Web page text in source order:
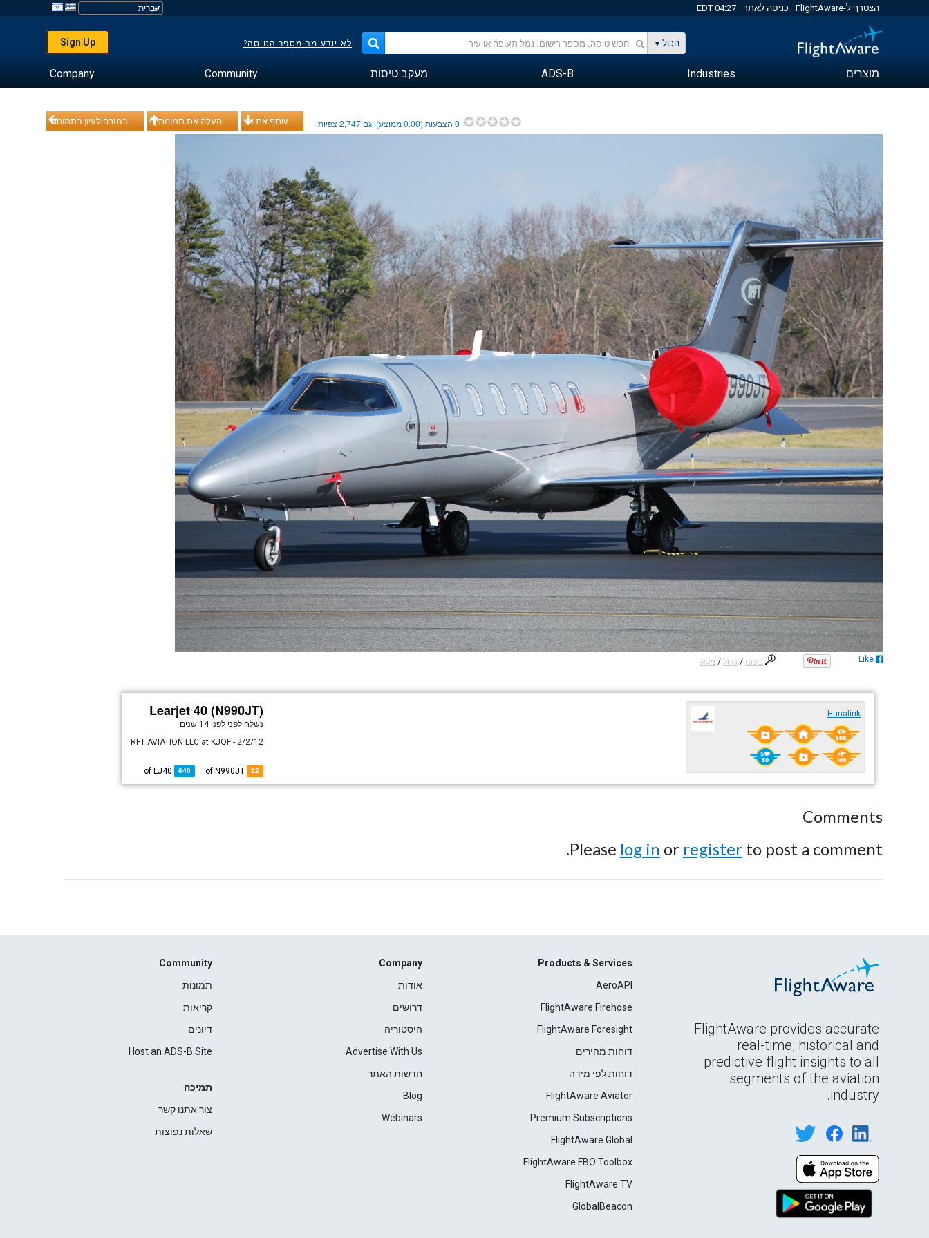
הצטרף ל-FlightAware כניסה לאתר 04:27 EDT
הכול לא יודע מה מספר הטיסה? Sign Up
מוצרים Industries
ADS-B מעקב טיסות Community
Company
בחזרה לעיון בתמונות העלה את תמונותיך שתף את זה 0הצבעות (0.00ממוצע) וגם 2,747צפיות
בינוני /גדול / מלא Like
Learjet 40 (N990JT)
נשלח לפני לפני 14 שנים
RFT AVIATION LLC at KJQF - 2/2/12
12
640
LJ40
Hunalink
Comments
Please log in or registerto post a comment.
FlightAware provides accurate
real-time, historical and
predictive flight insights to all
segments of the aviation
industry.
Products & Services
AeroAPI
FlightAware Firehose
FlightAware Foresight
דוחות מהירים
דוחות לפי מידה
FlightAware Aviator
Premium Subscriptions
FlightAware Global
FlightAware FBO Toolbox
FlightAware TV
GlobalBeacon
Company
אודות
דרושים
היסטוריה
Advertise With Us
חדשות האתר
Blog
Webinars
Community
תמונות
קריאות
דיונים
Host an ADS-B Site
תמיכה
צור אתנו קשר
שאלות נפוצות